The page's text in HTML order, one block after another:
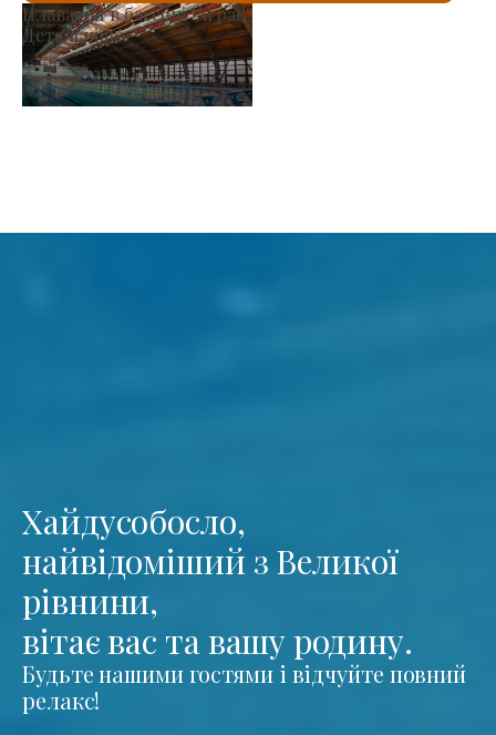
Ринок виробників
Детальніше
Хайдусобосло,
найвідоміший з Великої
рівнини,
вітає вас та вашу родину.
Будьте нашими гостями і відчуйте повний
релакс!